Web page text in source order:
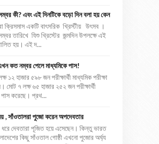
কী? এবং এই দিনটিকে বড়ো দিন বলা হয় কেন
ক্রিসমাস একটি বাৎসরিক খ্রিস্টীয় উৎসব ।
তারিখে যিশু খ্রিস্টের জন্মদিন উপলক্ষে এই
হয়। এই দ...
কত নম্বর পেলে মাধ্যমিকে পাস!
১২ হাজার ৫৯৮ জন পরীক্ষার্থী মাধ্যমিক পরীক্ষা
মোট ৭ লক্ষ ৬৫ হাজার ২৫২ জন পরীক্ষার্থী
পাস করেছে। প্রথ...
, সাঁওতালরা পুজো করেন অপদেবতার
দেবতারা পূজিত হয়ে এসেছেন। কিন্তু ভারত
কিছু সাঁওতাল গোষ্ঠী এখনো পুজোর অর্ঘ্য